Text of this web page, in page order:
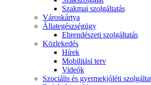
Szakmai szolgáltatás
Városkártya
Állategészségügy
Ebrendészeti szolgáltatás
Közlekedés
Hírek
Mobilitási terv
Videók
Szociális és gyermekjóléti